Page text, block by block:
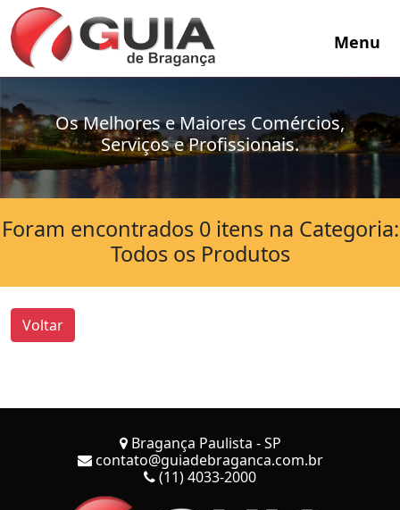
Menu
Os Melhores e Maiores Comércios,
Serviços e Profissionais.
Voltar
Foram encontrados 0 itens na Categoria:
Todos os Produtos
Bragança Paulista - SP
contato@guiadebraganca.com.br
(11) 4033-2000